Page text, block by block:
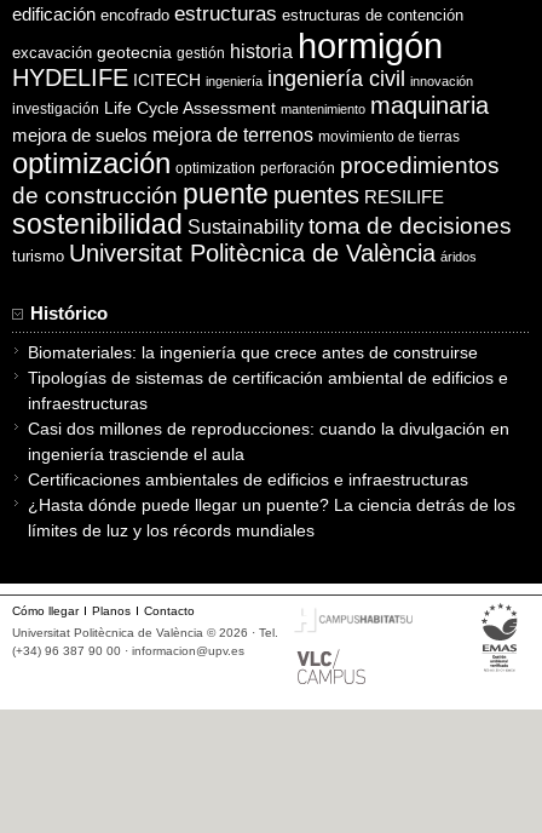
edificación encofrado estructuras estructuras de contención
excavación geotecnia gestión historia hormigón
HYDELIFE ICITECH ingeniería ingeniería civil innovación
investigación Life Cycle Assessment mantenimiento maquinaria
mejora de suelos mejora de terrenos movimiento de tierras
optimización optimization perforación procedimientos
de construcción puente puentes RESILIFE
sostenibilidad Sustainability toma de decisiones
turismo Universitat Politècnica de València áridos
Histórico
Biomateriales: la ingeniería que crece antes de construirse
Tipologías de sistemas de certificación ambiental de edificios e
infraestructuras
Casi dos millones de reproducciones: cuando la divulgación en
ingeniería trasciende el aula
Certificaciones ambientales de edificios e infraestructuras
¿Hasta dónde puede llegar un puente? La ciencia detrás de los
límites de luz y los récords mundiales
Cómo llegar Planos
Contacto
Universitat Politècnica de València © 2026 · Tel.
(+34) 96 387 90 00 · informacion@upv.es